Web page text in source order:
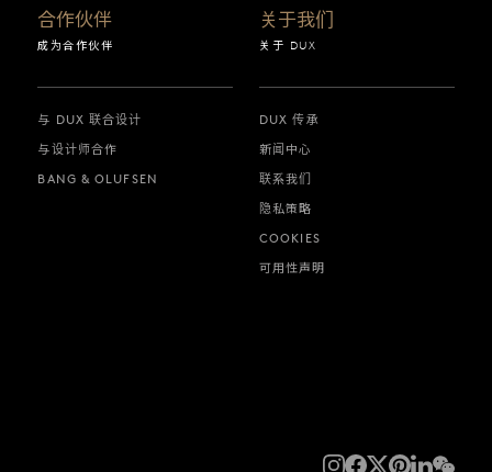
合作伙伴
成为合作伙伴
与 DUX 联合设计
与设计师合作
BANG & OLUFSEN
关于我们
关于 DUX
DUX 传承
新闻中心
联系我们
隐私策略
COOKIES
可用性声明